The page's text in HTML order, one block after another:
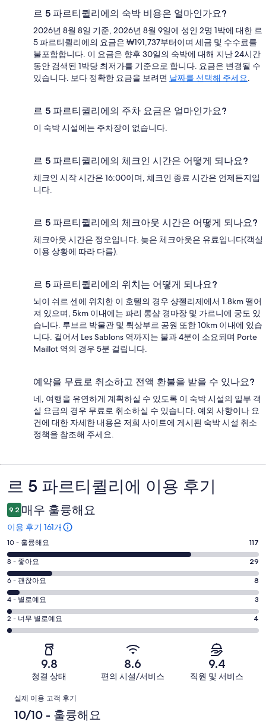
르 5 파르티퀼리에의 숙박 비용은 얼마인가요?
2026년 8월 8일 기준, 2026년 8월 9일에 성인 2명 1박에 대한 르
5 파르티퀼리에의 요금은 ₩191,737부터이며 세금 및 수수료를
불포함합니다. 이 요금은 향후 30일의 숙박에 대해 지난 24시간
동안 검색된 1박당 최저가를 기준으로 합니다. 요금은 변경될 수
있습니다. 보다 정확한 요금을 보려면 날짜를 선택해 주세요.
르 5 파르티퀼리에의 주차 요금은 얼마인가요?
이 숙박 시설에는 주차장이 없습니다.
르 5 파르티퀼리에의 체크인 시간은 어떻게 되나요?
체크인 시작 시간은 16:00이며, 체크인 종료 시간은 언제든지입
니다.
르 5 파르티퀼리에의 체크아웃 시간은 어떻게 되나요?
체크아웃 시간은 정오입니다. 늦은 체크아웃은 유료입니다(객실
이용 상황에 따라 다름).
르 5 파르티퀼리에의 위치는 어떻게 되나요?
뇌이 쉬르 센에 위치한 이 호텔의 경우 샹젤리제에서 1.8km 떨어
져 있으며, 5km 이내에는 파리 롱샴 경마장 및 가르니에 궁도 있
습니다. 루브르 박물관 및 뤽상부르 공원 또한 10km 이내에 있습
니다. 걸어서 Les Sablons 역까지는 불과 4분이 소요되며 Porte
Maillot 역의 경우 5분 걸립니다.
예약을 무료로 취소하고 전액 환불을 받을 수 있나요?
네, 여행을 유연하게 계획하실 수 있도록 이 숙박 시설의 일부 객
실 요금의 경우 무료로 취소하실 수 있습니다. 예외 사항이나 요
건에 대한 자세한 내용은 저희 사이트에 게시된 숙박 시설 취소
정책을 참조해 주세요.
이
용
후
기
르 5 파르티퀼리에 이용 후기
9.2 매우 훌륭해요
이용 후기 161개
평
점
10
-
훌
륭
해
요.
후
기
10 - 훌륭해요 117
평
점
8
-
좋
아
후
8 - 좋아요 29
평
점
6
-
괜
개
이
6 - 괜찮아요 8
평
점
4
161
개
4 - 별로예요 3
평
점
별
로
2 - 너무 별로예요 4
9.8
청결 상태
8.6
편의 시설/서비스
9.4
직원 및 서비스
이
용
실제 이용 고객 후기
10/10 - 훌륭해요